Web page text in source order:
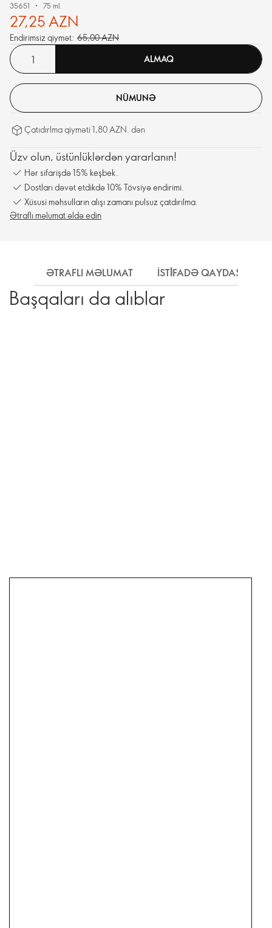
35651 75 ml.
27,25 AZN
Endirimsiz qiymət: 65,00 AZN
ALMAQ
NÜMUNƏ
Çatıdırlma qiyməti 1,80 AZN. dən
Üzv olun, üstünlüklərdən yararlanın!
Hər sifarişdə 15% keşbek.
Dostları dəvət etdikdə 10% Tövsiyə endirimi.
Xüsusi məhsulların alışı zamanı pulsuz çatdırılma.
Ətraflı məlumat əldə edin
ƏTRAFLI MƏLUMAT İSTİFADƏ QAYDASI
Başqaları da alıblar